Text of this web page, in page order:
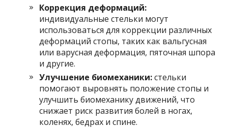
Коррекция деформаций:
индивидуальные стельки могут
использоваться для коррекции различных
деформаций стопы, таких как вальгусная
или варусная деформация, пяточная шпора
и другие.
Улучшение биомеханики:стельки
помогают выровнять положение стопы и
улучшить биомеханику движений, что
снижает риск развития болей в ногах,
коленях, бедрах и спине.